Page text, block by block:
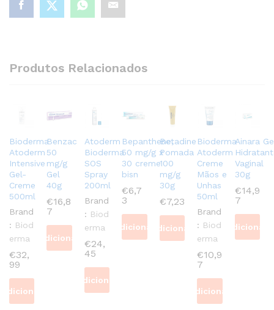
Produtos Relacionados
Bioderma
Atoderm
Intensive
Gel-
Creme
500ml
Brand
: Biod
erma
€32,
99
Adicionar
Benzac
50
mg/g
Gel
40g
€16,8
7
Adicionar
Atoderm
Bioderma
SOS
Spray
200ml
Brand
: Biod
erma
€24,
45
Adicionar
Bepanthene,
50 mg/g x
30 creme
bisn
€6,7
3
Adicionar
Betadine
Pomada
100
mg/g
30g
€7,23
Adicionar
Bioderma
Atoderm
Creme
Mãos e
Unhas
50ml
Brand
: Biod
erma
€10,9
7
Adicionar
Ainara
Vaginal
30g
€14,9
7
Adicionar